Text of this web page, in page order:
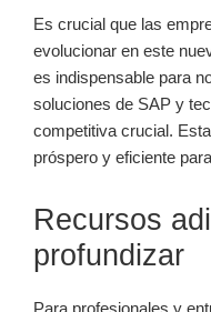
Es crucial que las
evolucionar en este
es indispensable para
soluciones de SAP y
competitiva crucial.
próspero y eficiente
Recursos
profundizar
Para profesionales y